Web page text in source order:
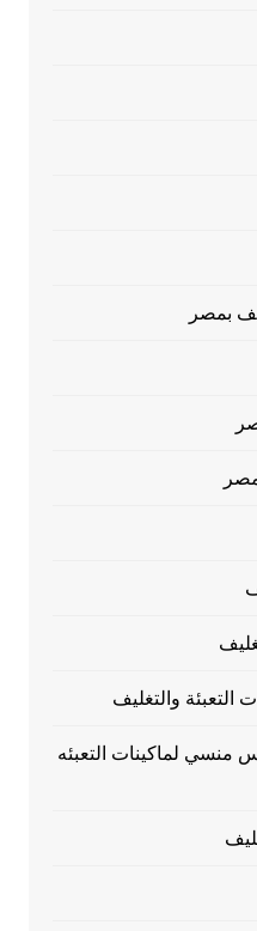
بمصر
والتغليف
منسي لماكينات التعبئه